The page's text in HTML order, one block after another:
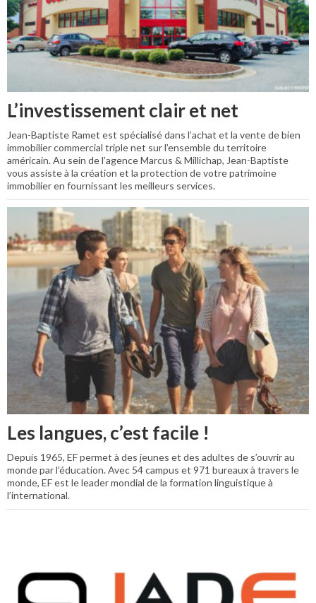
L’investissement clair et net
Jean-Baptiste Ramet est spécialisé dans l’achat et la vente de bien
immobilier commercial triple net sur l’ensemble du territoire
américain. Au sein de l’agence Marcus & Millichap, Jean-Baptiste
vous assiste à la création et la protection de votre patrimoine
immobilier en fournissant les meilleurs services.
Les langues, c’est facile !
Depuis 1965, EF permet à des jeunes et des adultes de s’ouvrir au
monde par l’éducation. Avec 54 campus et 971 bureaux à travers le
monde, EF est le leader mondial de la formation linguistique à
l’international.